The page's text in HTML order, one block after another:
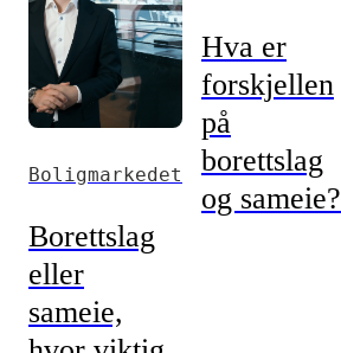
Boligmarkedet
Borettslag
eller
sameie,
Hva er
forskjellen
på
borettslag
og sameie?